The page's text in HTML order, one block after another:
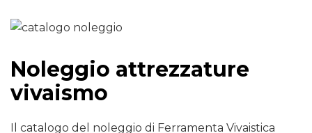
Noleggio attrezzature
vivaismo
Il catalogo del noleggio di Ferramenta Vivaistica